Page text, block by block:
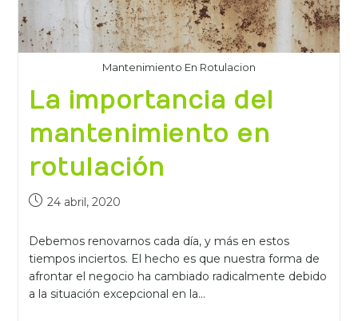
Mantenimiento En Rotulacion
La importancia del
mantenimiento en
rotulación
24 abril, 2020
Debemos renovarnos cada día, y más en estos
tiempos inciertos. El hecho es que nuestra forma de
afrontar el negocio ha cambiado radicalmente debido
a la situación excepcional en la…